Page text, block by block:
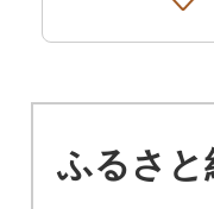
ふるさと